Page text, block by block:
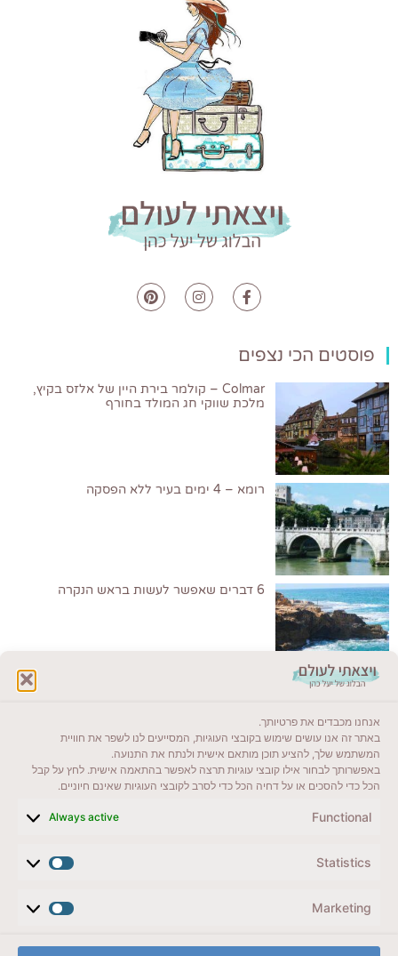
אנחנו מכבדים את פרטיותך.
באתר זה אנו עושים שימוש בקובצי העוגיות, המסייעים לנו לשפר את חוויית
המשתמש שלך, להציע תוכן מותאם אישית ולנתח את התנועה.
באפשרותך לבחור אילו קובצי עוגיות תרצה לאפשר בהתאמה אישית. לחץ על קבל
הכל כדי להסכים או על דחיה הכל כדי לסרב לקובצי העוגיות שאינם חיוניים.
Functional
Always active
Statistics
Marketing
פוסטים הכי נצפים
Colmar – קולמר בירת היין של אלזס בקיץ,
מלכת שווקי חג המולד בחורף
רומא – 4 ימים בעיר ללא הפסקה
6 דברים שאפשר לעשות בראש הנקרה
ייעדים מומלצים
מדריכים ועזרים
לשליחת הודעת וואטסאפ
veyatsati.laolam@gmail.com